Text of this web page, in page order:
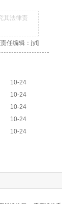
其法律责
[责任编辑：jyt]
10-24
10-24
10-24
10-24
10-24